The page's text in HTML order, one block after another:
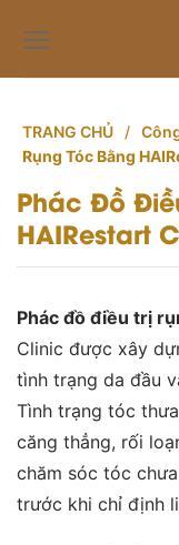
content
TRANG CHỦ /
Rụng Tóc Bằng
Phác Đồ
HAIRestart
Phác đồ điều trị
Clinic được xây
tình trạng da đầu
Tình trạng tóc
căng thẳng, rối
chăm sóc tóc
trước khi chỉ định